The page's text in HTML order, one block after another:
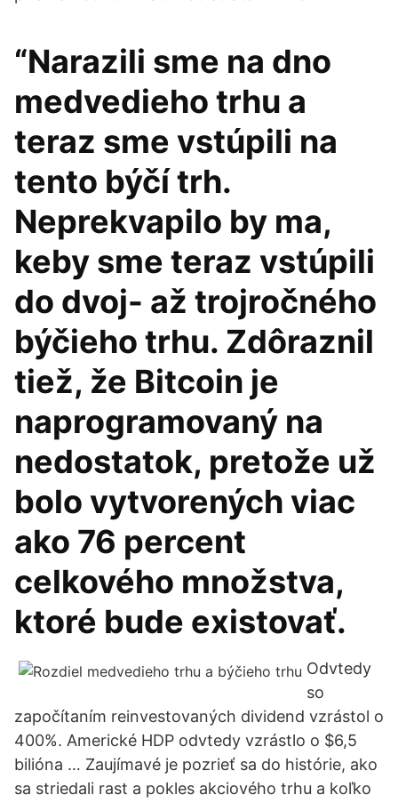
“Narazili sme na dno
medvedieho trhu a
teraz sme vstúpili na
tento býčí trh.
Neprekvapilo by ma,
keby sme teraz vstúpili
do dvoj- až trojročného
býčieho trhu. Zdôraznil
tiež, že Bitcoin je
naprogramovaný na
nedostatok, pretože už
bolo vytvorených viac
ako 76 percent
celkového množstva,
ktoré bude existovať.
Odvtedy
so
započítaním reinvestovaných dividend vzrástol o
400%. Americké HDP odvtedy vzrástlo o $6,5
bilióna … Zaujímavé je pozrieť sa do histórie, ako
sa striedali rast a pokles akciového trhu a koľko